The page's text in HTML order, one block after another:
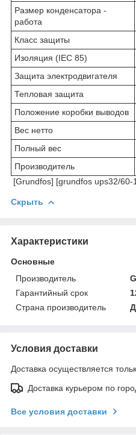
Размер конденсатора -
работа
Класс защиты
Изоляция (IEC 85)
Защита электродвигателя
Тепловая защита
Положение коробки выводов
Вес нетто
Полный вес
Производитель
[Grundfos] [grundfos ups32/
Скрыть
Характеристики
Основные
Производитель
Гарантийный срок
Страна производитель
Условия доставки
Доставка осуществляется
Доставка курьером по
Все условия доставки